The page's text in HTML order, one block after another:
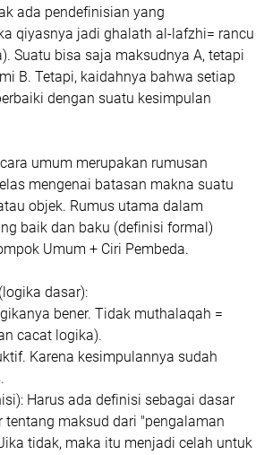
ada pendefinisian yang
qiyasnya jadi ghalath al-lafzhi= rancu
Suatu bisa saja maksudnya A, tetapi
B. Tetapi, kaidahnya bahwa setiap
dengan suatu kesimpulan
umum merupakan rumusan
mengenai batasan makna suatu
objek. Rumus utama dalam
baik dan baku (definisi formal)
Umum + Ciri Pembeda.
dasar):
bener. Tidak muthalaqah =
cacat logika).
Karena kesimpulannya sudah
Harus ada definisi sebagai dasar
tentang maksud dari "pengalaman
tidak, maka itu menjadi celah untuk